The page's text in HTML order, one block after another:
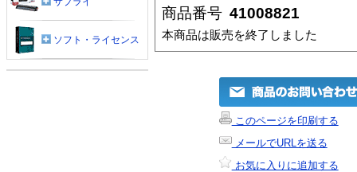
商品番号 41008821
本商品は販売を終了しました
このページを印刷する
メールでURLを送る
お気に入りに追加する
ソフト・ライセンス